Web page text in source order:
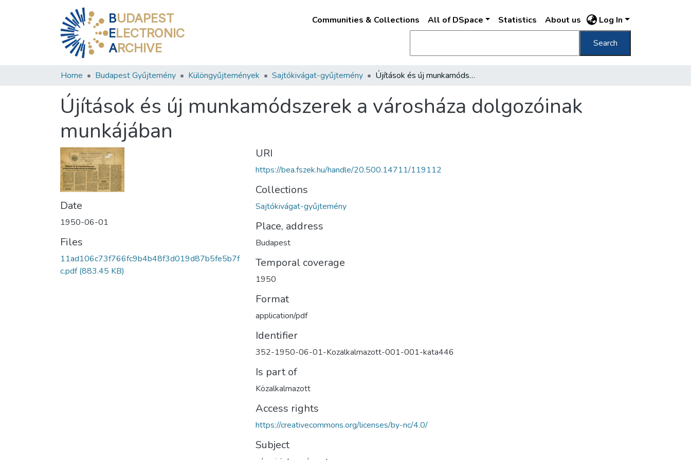
BUDAPEST
ELECTRONIC
ARCHIVE
Communities & Collections All of DSpace Statistics About us Log In
Search
Home Budapest Gyűjtemény Különgyűjtemények Sajtókivágat-gyűjtemény Újítások és új munkamódszerek a városháza dolgozóinak munkájában
Újítások és új munkamódszerek a városháza dolgozóinak
munkájában
Date
1950-06-01
Files
11ad106c73f766fc9b4b48f3d019d87b5fe5b7f
c.pdf(883.45 KB)
URI
https://bea.fszek.hu/handle/20.500.14711/119112
Collections
Sajtókivágat-gyűjtemény
Place, address
Budapest
Temporal coverage
1950
Format
application/pdf
Identifier
352-1950-06-01-Kozalkalmazott-001-001-kata446
Is part of
Közalkalmazott
Access rights
https://creativecommons.org/licenses/by-nc/4.0/
Subject